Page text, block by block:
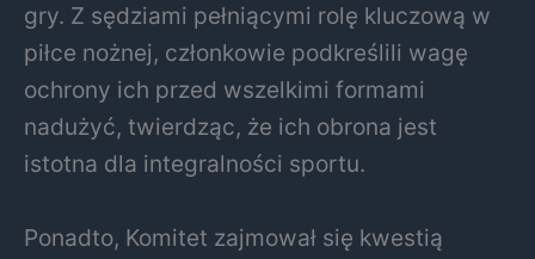
gry. Z sędziami pełniącymi rolę kluczową w
piłce nożnej, członkowie podkreślili wagę
ochrony ich przed wszelkimi formami
nadużyć, twierdząc, że ich obrona jest
istotna dla integralności sportu.
Ponadto, Komitet zajmował się kwestią